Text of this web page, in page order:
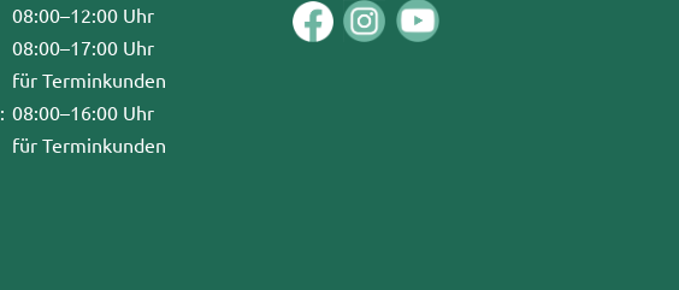
08:00–12:00 Uhr
08:00–17:00 Uhr
für Terminkunden
: 08:00–16:00 Uhr
für Terminkunden